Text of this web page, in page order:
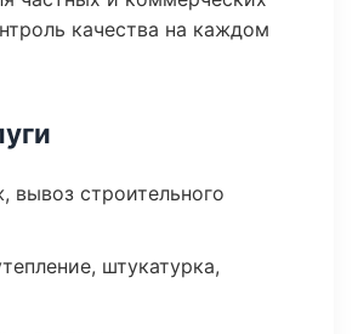
качества на каждом
вывоз строительного
штукатурка,